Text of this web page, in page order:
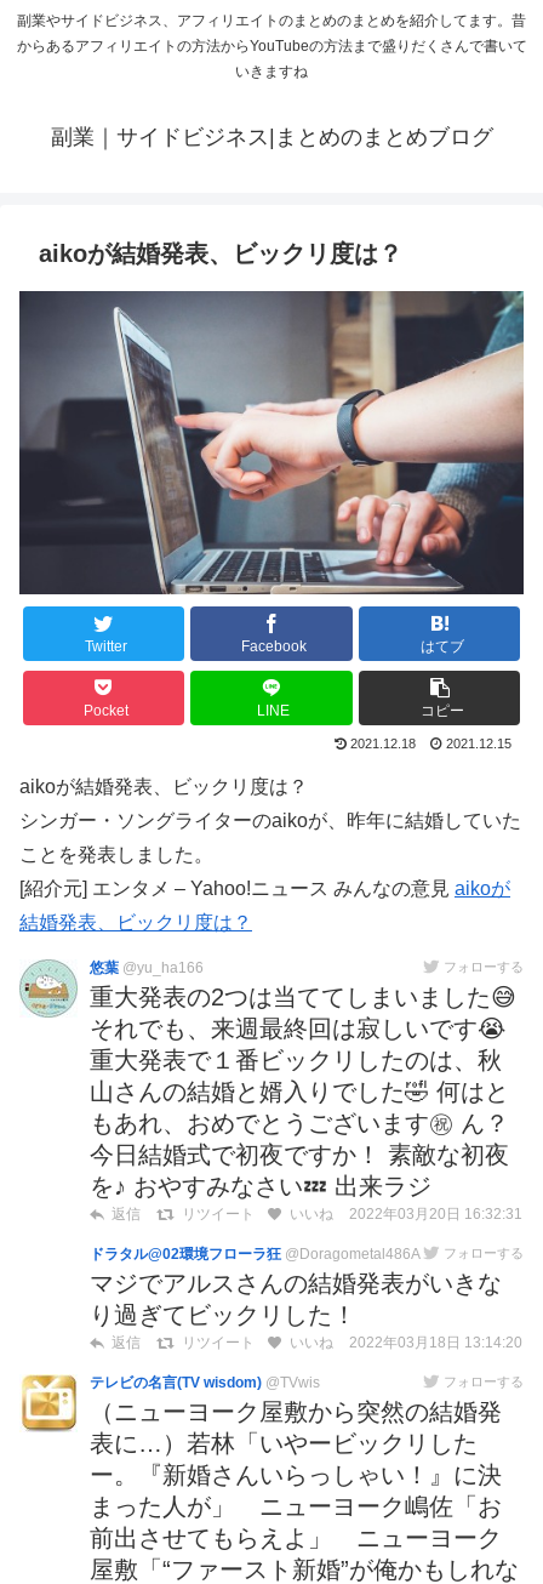
副業やサイドビジネス、アフィリエイトのまとめのまとめを紹介してます。昔
からあるアフィリエイトの方法からYouTubeの方法まで盛りだくさんで書いて
いきますね
副業｜サイドビジネス|まとめのまとめブログ
aikoが結婚発表、ビックリ度は？
Twitter Facebook はてブ
Pocket LINE コピー
2021.12.18 2021.12.15
aikoが結婚発表、ビックリ度は？
シンガー・ソングライターのaikoが、昨年に結婚していた
ことを発表しました。
[紹介元] エンタメ – Yahoo!ニュース みんなの意見 aikoが
結婚発表、ビックリ度は？
悠葉 @yu_ha166 フォローする
重大発表の2つは当ててしまいました😅
それでも、来週最終回は寂しいです😭
重大発表で１番ビックリしたのは、秋
山さんの結婚と婿入りでした🤣 何はと
もあれ、おめでとうございます㊗️ ん？
今日結婚式で初夜ですか！ 素敵な初夜
を♪ おやすみなさい💤 出来ラジ
返信 リツイート いいね 2022年03月20日 16:32:31
ドラタル@02環境フローラ狂 @Doragometal486A フォローする
マジでアルスさんの結婚発表がいきな
り過ぎてビックリした！
返信 リツイート いいね 2022年03月18日 13:14:20
テレビの名言(TV wisdom) @TVwis フォローする
（ニューヨーク屋敷から突然の結婚発
表に…）若林「いやービックリした
ー。『新婚さんいらっしゃい！』に決
まった人が」 ニューヨーク嶋佐「お
前出させてもらえよ」 ニューヨーク
屋敷「“ファースト新婚”が俺かもしれな